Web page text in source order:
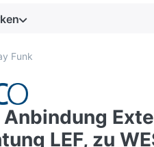
Funk
Anbindung
LEF, zu